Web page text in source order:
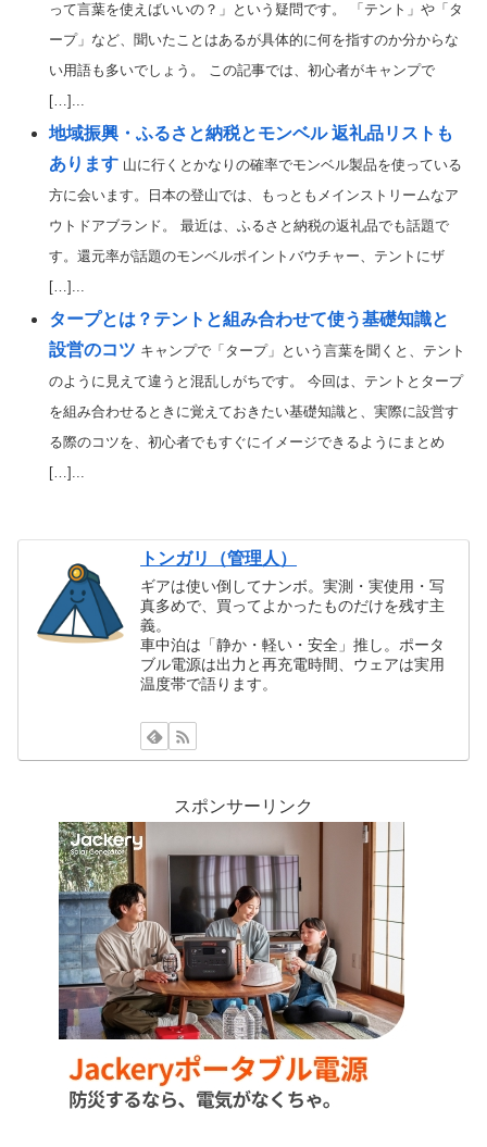
って言葉を使えばいいの？」という疑問です。 「テント」や「タ
ープ」など、聞いたことはあるが具体的に何を指すのか分からな
い用語も多いでしょう。 この記事では、初心者がキャンプで
[…]...
地域振興・ふるさと納税とモンベル 返礼品リストも
あります 山に行くとかなりの確率でモンベル製品を使っている
方に会います。日本の登山では、もっともメインストリームなア
ウトドアブランド。 最近は、ふるさと納税の返礼品でも話題で
す。還元率が話題のモンベルポイントバウチャー、テントにザ
[…]...
タープとは？テントと組み合わせて使う基礎知識と
設営のコツ キャンプで「タープ」という言葉を聞くと、テント
のように見えて違うと混乱しがちです。 今回は、テントとタープ
を組み合わせるときに覚えておきたい基礎知識と、実際に設営す
る際のコツを、初心者でもすぐにイメージできるようにまとめ
[…]...
トンガリ（管理人）
ギアは使い倒してナンボ。実測・実使用・写
真多めで、買ってよかったものだけを残す主
義。
車中泊は「静か・軽い・安全」推し。ポータ
ブル電源は出力と再充電時間、ウェアは実用
温度帯で語ります。
スポンサーリンク